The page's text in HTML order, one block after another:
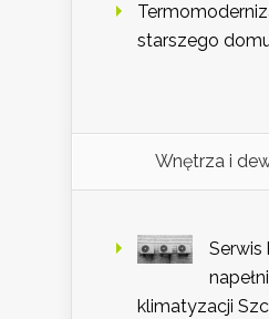
starszego
Wnętrza i
Serwis
klimatyzacji